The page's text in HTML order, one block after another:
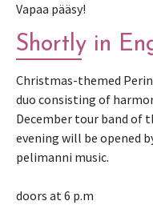
Vapaa pääsy!
Shortly in
Christmas-themed
duo consisting of
December tour band of
evening will be opened
pelimanni music.
doors at 6 p.m